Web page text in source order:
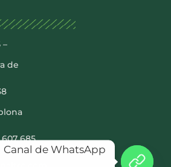
–
de
685
Canal de WhatsApp